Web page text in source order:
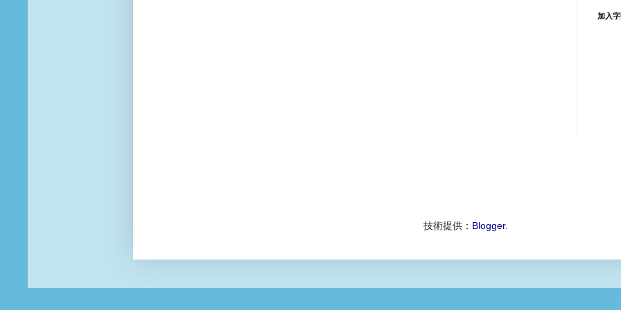
加入
技術提供： Blogger.